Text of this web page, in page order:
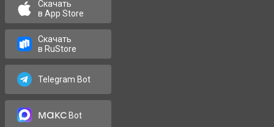
Скачать
в App Store
Скачать
в RuStore
Telegram Bot
максBot